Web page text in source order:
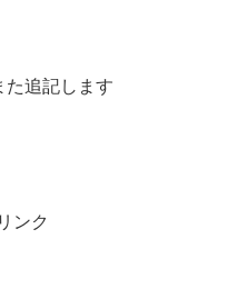
た追記します
ンク